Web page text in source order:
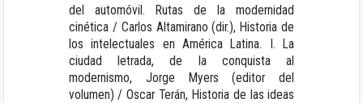
del automóvil. Rutas de la modernidad
cinética / Carlos Altamirano (dir.), Historia de
los intelectuales en América Latina. I. La
ciudad letrada, de la conquista al
modernismo, Jorge Myers (editor del
volumen) / Oscar Terán, Historia de las ideas